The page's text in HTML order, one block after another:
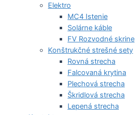
Elektro
MC4 Istenie
Solárne káble
FV Rozvodné skrine
Konštrukčné strešné sety
Rovná strecha
Falcovaná krytina
Plechová strecha
Škridlová strecha
Lepená strecha